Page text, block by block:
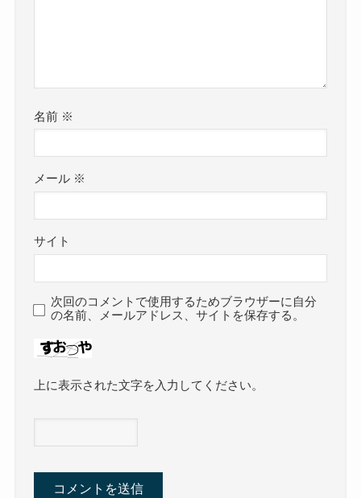
名前 ※
メール ※
サイト
次回のコメントで使用するためブラウザーに自分
の名前、メールアドレス、サイトを保存する。
上に表示された文字を入力してください。